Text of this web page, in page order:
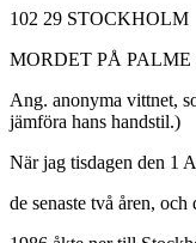
102 29 STOCKHOLM
MORDET PÅ PALME
Ang. anonyma vittnet,
jämföra hans handstil.)
När jag tisdagen den 1
de senaste två åren,